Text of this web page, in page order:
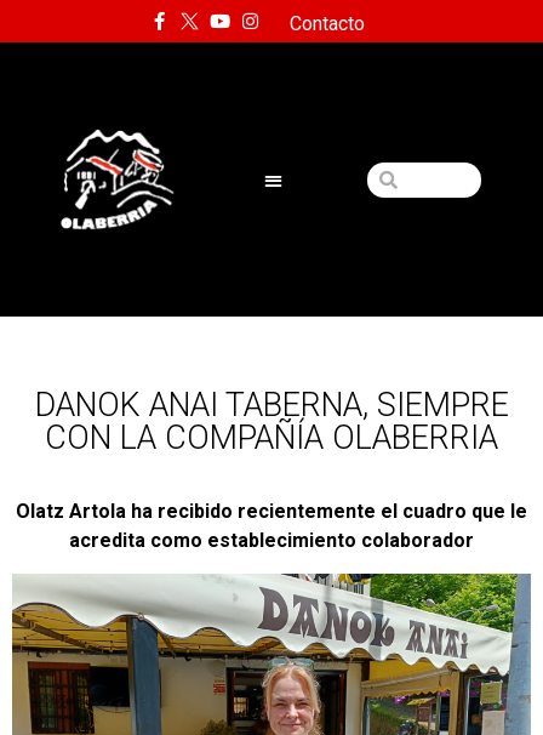
Contacto
DANOK ANAI TABERNA, SIEMPRE
CON LA COMPAÑÍA OLABERRIA
Olatz Artola ha recibido recientemente el cuadro que le
acredita como establecimiento colaborador